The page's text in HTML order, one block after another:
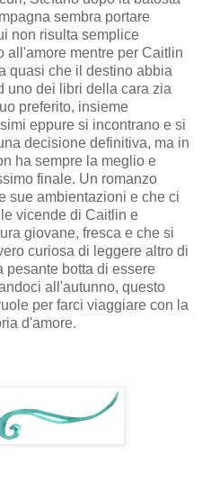
sembra portare
non risulta semplice
all'amore mentre per Caitlin
quasi che il destino abbia
uno dei libri della cara zia
preferito, insieme
eppure si incontrano e si
decisione definitiva, ma in
ha sempre la meglio e
finale. Un romanzo
sue ambientazioni e che ci
vicende di Caitlin e
giovane, fresca e che si
curiosa di leggere altro di
pesante botta di essere
all'autunno, questo
per farci viaggiare con la
d'amore.